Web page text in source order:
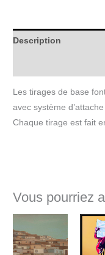
Description
Les tirages de base
avec système d’attache
Chaque tirage est fait
Vous pourriez